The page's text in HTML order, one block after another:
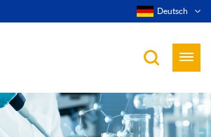
Deutsch